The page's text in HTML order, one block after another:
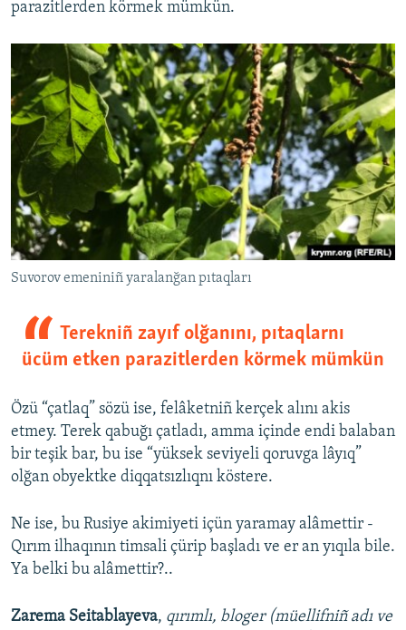
parazitlerden körmek mümkün.
Suvorov emeniniñ yaralanğan pıtaqları
Terekniñ zayıf olğanını, pıtaqlarnı
ücüm etken parazitlerden körmek mümkün
Özü “çatlaq” sözü ise, felâketniñ kerçek alını akis
etmey. Terek qabuğı çatladı, amma içinde endi balaban
bir teşik bar, bu ise “yüksek seviyeli qoruvga lâyıq”
olğan obyektke diqqatsızlıqnı köstere.
Ne ise, bu Rusiye akimiyeti içün yaramay alâmettir -
Qırım ilhaqının timsali çürip başladı ve er an yıqıla bile.
Ya belki bu alâmettir?..
Zarema Seitablayeva, qırımlı, bloger (müellifniñ adı ve